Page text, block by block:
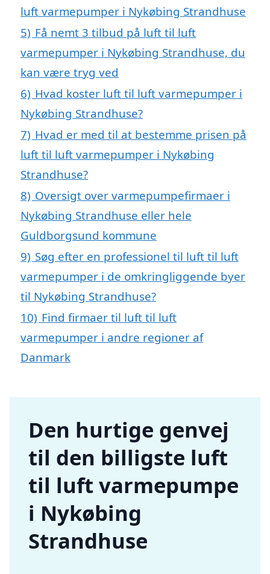
luft varmepumper i Nykøbing Strandhuse
5) Få nemt 3 tilbud på luft til luft
varmepumper i Nykøbing Strandhuse, du
kan være tryg ved
6) Hvad koster luft til luft varmepumper i
Nykøbing Strandhuse?
7) Hvad er med til at bestemme prisen på
luft til luft varmepumper i Nykøbing
Strandhuse?
8) Oversigt over varmepumpefirmaer i
Nykøbing Strandhuse eller hele
Guldborgsund kommune
9) Søg efter en professionel til luft til luft
varmepumper i de omkringliggende byer
til Nykøbing Strandhuse?
10) Find firmaer til luft til luft
varmepumper i andre regioner af
Danmark
Den hurtige genvej
til den billigste luft
til luft varmepumpe
i Nykøbing
Strandhuse